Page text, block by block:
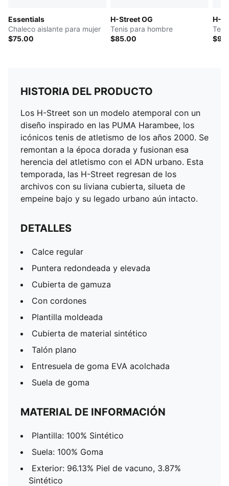
Essentials
Chaleco aislante para mujer
$75.00
H-Street OG
Tenis para hombre
$85.00
H-
HISTORIA DEL PRODUCTO
Los H-Street son un modelo atemporal con un
diseño inspirado en las PUMA Harambee, los
icónicos tenis de atletismo de los años 2000. Se
remontan a la época dorada y fusionan esa
herencia del atletismo con el ADN urbano. Esta
temporada, las H-Street regresan de los
archivos con su liviana cubierta, silueta de
empeine bajo y su legado urbano aún intacto.
DETALLES
Calce regular
Puntera redondeada y elevada
Cubierta de gamuza
Con cordones
Plantilla moldeada
Cubierta de material sintético
Talón plano
Entresuela de goma EVA acolchada
Suela de goma
MATERIAL DE INFORMACIÓN
Plantilla: 100% Sintético
Suela: 100% Goma
Exterior: 96.13% Piel de vacuno, 3.87%
Sintético